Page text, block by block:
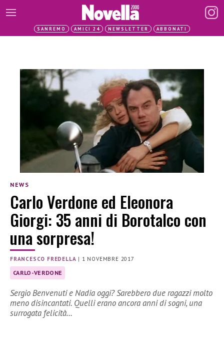
SANREMO AMICI 24 NEWSLETTER ABBONATI
NEWS
Carlo Verdone ed Eleonora
Giorgi: 35 anni di Borotalco con
una sorpresa!
FRANCESCO FREDELLA | 1 NOVEMBRE 2017
CARLO-VERDONE
Sergio Benvenuti e Nadia oggi? Sarebbero due ragazzi molto
meno disincantati. Quelli erano ancora anni di sogni, una
surrogata felicità…